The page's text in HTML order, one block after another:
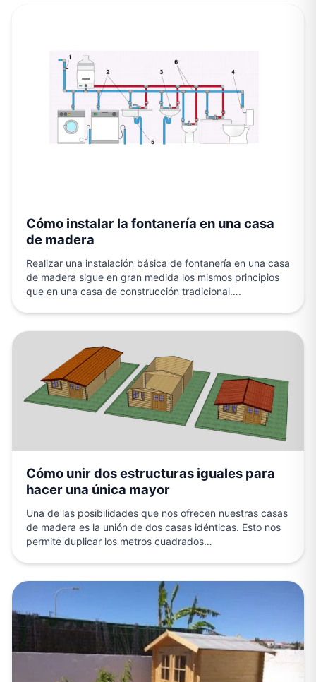
Cómo instalar la fontanería en una casa
de madera
Realizar una instalación básica de fontanería en una casa
de madera sigue en gran medida los mismos principios
que en una casa de construcción tradicional….
Cómo unir dos estructuras iguales para
hacer una única mayor
Una de las posibilidades que nos ofrecen nuestras casas
de madera es la unión de dos casas idénticas. Esto nos
permite duplicar los metros cuadrados…